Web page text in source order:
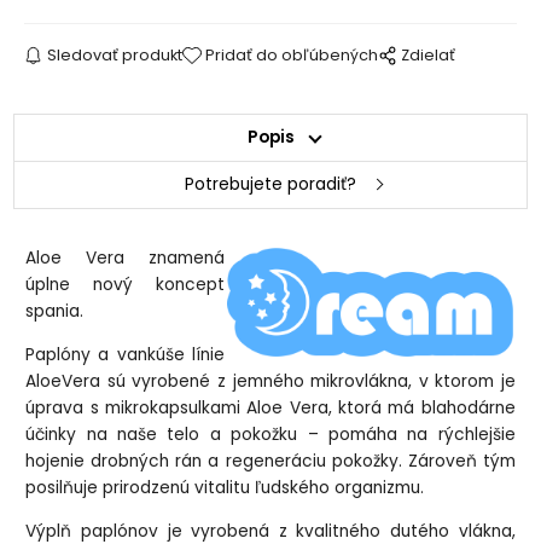
Sledovať produkt Pridať do obľúbených Zdielať
Popis
Potrebujete poradiť?
Aloe Vera znamená
úplne nový koncept
spania.
Paplóny a vankúše línie
AloeVera sú vyrobené z jemného mikrovlákna, v ktorom je
úprava s mikrokapsulkami Aloe Vera, ktorá má blahodárne
účinky na naše telo a pokožku – pomáha na rýchlejšie
hojenie drobných rán a regeneráciu pokožky. Zároveň tým
posilňuje prirodzenú vitalitu ľudského organizmu.
Výplň paplónov je vyrobená z kvalitného dutého vlákna,